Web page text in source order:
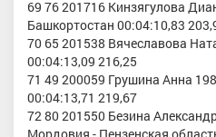
69 76 201716 Кинзягулова
Башкортостан 00:04:10,83
70 65 201538 Вячеславова
00:04:13,09 216,25
71 49 200059 Грушина Анна
00:04:13,71 219,67
72 80 201550 Безина